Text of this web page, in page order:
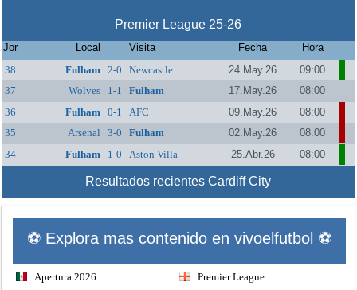
Premier League 25-26
Jor Local Visita Fecha
Hora
38
Fulham 2-0 Newcastle 24.May.26
09:00
37
Wolves 1-1 Fulham 17.May.26
08:00
36
Fulham 0-1
AFC
Bournemouth
09.May.26
08:00
35
Arsenal 3-0 Fulham 02.May.26
08:00
34
Fulham 1-0 Aston Villa 25.Abr.26 08:00
Resultados recientes Cardiff City
⚽ Explora mas contenido en vivoelfutbol ⚽
Apertura 2026 Premier League